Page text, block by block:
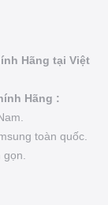
Hãng tại Việt
Hãng :
toàn quốc.